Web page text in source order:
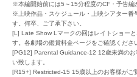
※本編開始前には5～15分程度のCF・予告編
※上映作品・スケジュール・上映シアター番
す。何卒、ご了承下さい。
[L] Late Show Lマークの回はレイトショー
す。各劇場の鑑賞料金ページをご確認くださ
[PG12] Parental Guidance-12 12歳未満の
い致します。
[R15+] Restricted-15 15歳以上のお客様がご